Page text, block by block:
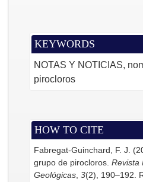
KEYWORDS
NOTAS Y NOTICIAS,
pirocloros
HOW TO CITE
Fabregat-Guinchard, F. J.
grupo de pirocloros. Revista
Geológicas, 3(2), 190–192.